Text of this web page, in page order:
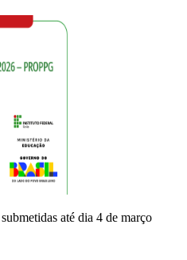
até dia 4 de março